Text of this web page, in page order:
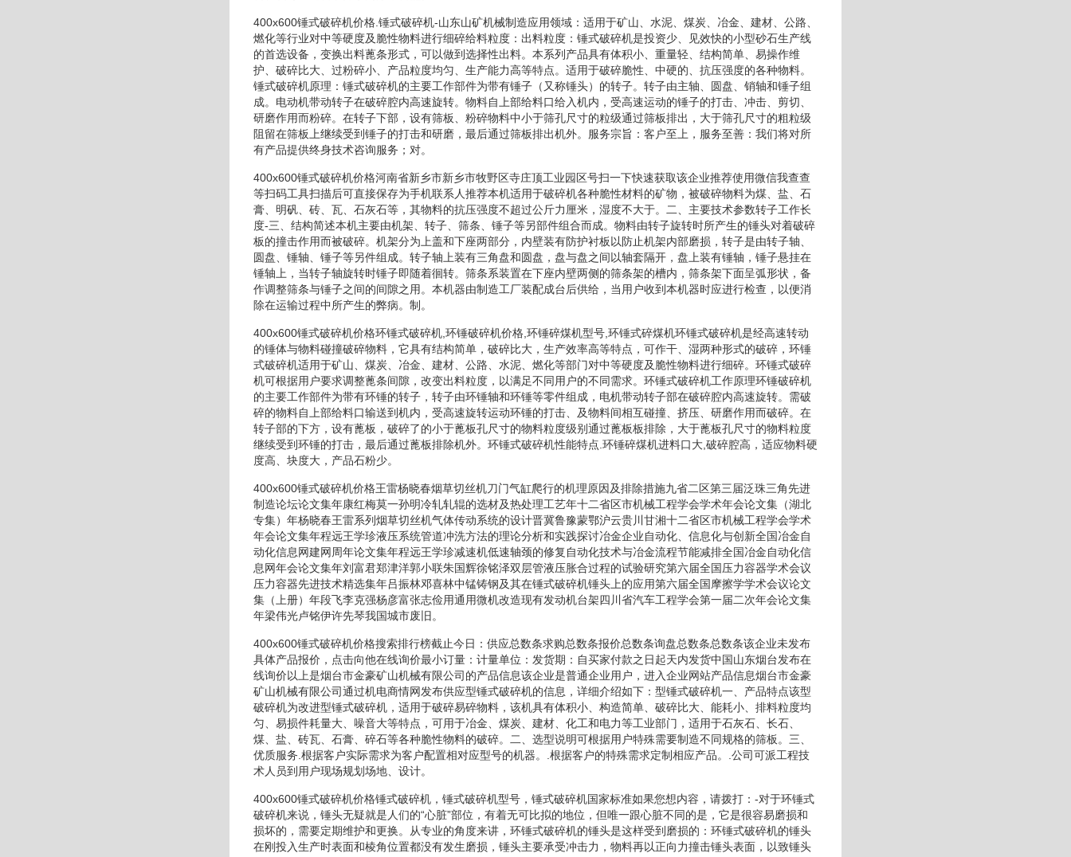
400x600锤式破碎机价格.锤式破碎机-山东山矿机械制造应用领域：适用于矿山、水泥、煤炭、冶金、建材、公路、
燃化等行业对中等硬度及脆性物料进行细碎给料粒度：出料粒度：锤式破碎机是投资少、见效快的小型砂石生产线
的首选设备，变换出料蓖条形式，可以做到选择性出料。本系列产品具有体积小、重量轻、结构简单、易操作维
护、破碎比大、过粉碎小、产品粒度均匀、生产能力高等特点。适用于破碎脆性、中硬的、抗压强度的各种物料。
锤式破碎机原理：锤式破碎机的主要工作部件为带有锤子（又称锤头）的转子。转子由主轴、圆盘、销轴和锤子组
成。电动机带动转子在破碎腔内高速旋转。物料自上部给料口给入机内，受高速运动的锤子的打击、冲击、剪切、
研磨作用而粉碎。在转子下部，设有筛板、粉碎物料中小于筛孔尺寸的粒级通过筛板排出，大于筛孔尺寸的粗粒级
阻留在筛板上继续受到锤子的打击和研磨，最后通过筛板排出机外。服务宗旨：客户至上，服务至善：我们将对所
有产品提供终身技术咨询服务；对。
400x600锤式破碎机价格河南省新乡市新乡市牧野区寺庄顶工业园区号扫一下快速获取该企业推荐使用微信我查查
等扫码工具扫描后可直接保存为手机联系人推荐本机适用于破碎机各种脆性材料的矿物，被破碎物料为煤、盐、石
膏、明矾、砖、瓦、石灰石等，其物料的抗压强度不超过公斤力厘米，湿度不大于。二、主要技术参数转子工作长
度-三、结构简述本机主要由机架、转子、筛条、锤子等另部件组合而成。物料由转子旋转时所产生的锤头对着破碎
板的撞击作用而被破碎。机架分为上盖和下座两部分，内壁装有防护衬板以防止机架内部磨损，转子是由转子轴、
圆盘、锤轴、锤子等另件组成。转子轴上装有三角盘和圆盘，盘与盘之间以轴套隔开，盘上装有锤轴，锤子悬挂在
锤轴上，当转子轴旋转时锤子即随着徊转。筛条系装置在下座内壁两侧的筛条架的槽内，筛条架下面呈弧形状，备
作调整筛条与锤子之间的间隙之用。本机器由制造工厂装配成台后供给，当用户收到本机器时应进行检查，以便消
除在运输过程中所产生的弊病。制。
400x600锤式破碎机价格环锤式破碎机,环锤破碎机价格,环锤碎煤机型号,环锤式碎煤机环锤式破碎机是经高速转动
的锤体与物料碰撞破碎物料，它具有结构简单，破碎比大，生产效率高等特点，可作干、湿两种形式的破碎，环锤
式破碎机适用于矿山、煤炭、冶金、建材、公路、水泥、燃化等部门对中等硬度及脆性物料进行细碎。环锤式破碎
机可根据用户要求调整蓖条间隙，改变出料粒度，以满足不同用户的不同需求。环锤式破碎机工作原理环锤破碎机
的主要工作部件为带有环锤的转子，转子由环锤轴和环锤等零件组成，电机带动转子部在破碎腔内高速旋转。需破
碎的物料自上部给料口输送到机内，受高速旋转运动环锤的打击、及物料间相互碰撞、挤压、研磨作用而破碎。在
转子部的下方，设有蓖板，破碎了的小于蓖板孔尺寸的物料粒度级别通过蓖板板排除，大于蓖板孔尺寸的物料粒度
继续受到环锤的打击，最后通过蓖板排除机外。环锤式破碎机性能特点.环锤碎煤机进料口大,破碎腔高，适应物料硬
度高、块度大，产品石粉少。
400x600锤式破碎机价格王雷杨晓春烟草切丝机刀门气缸爬行的机理原因及排除措施九省二区第三届泛珠三角先进
制造论坛论文集年康红梅莫一孙明冷轧轧辊的选材及热处理工艺年十二省区市机械工程学会学术年会论文集（湖北
专集）年杨晓春王雷系列烟草切丝机气体传动系统的设计晋冀鲁豫蒙鄂沪云贵川甘湘十二省区市机械工程学会学术
年会论文集年程远王学珍液压系统管道冲洗方法的理论分析和实践探讨冶金企业自动化、信息化与创新全国冶金自
动化信息网建网周年论文集年程远王学珍减速机低速轴颈的修复自动化技术与冶金流程节能减排全国冶金自动化信
息网年会论文集年刘富君郑津洋郭小联朱国辉徐铭泽双层管液压胀合过程的试验研究第六届全国压力容器学术会议
压力容器先进技术精选集年吕振林邓喜林中锰铸钢及其在锤式破碎机锤头上的应用第六届全国摩擦学学术会议论文
集（上册）年段飞李克强杨彦富张志俭用通用微机改造现有发动机台架四川省汽车工程学会第一届二次年会论文集
年梁伟光卢铭伊许先琴我国城市废旧。
400x600锤式破碎机价格搜索排行榜截止今日：供应总数条求购总数条报价总数条询盘总数条总数条该企业未发布
具体产品报价，点击向他在线询价最小订量：计量单位：发货期：自买家付款之日起天内发货中国山东烟台发布在
线询价以上是烟台市金豪矿山机械有限公司的产品信息该企业是普通企业用户，进入企业网站产品信息烟台市金豪
矿山机械有限公司通过机电商情网发布供应型锤式破碎机的信息，详细介绍如下：型锤式破碎机一、产品特点该型
破碎机为改进型锤式破碎机，适用于破碎易碎物料，该机具有体积小、构造简单、破碎比大、能耗小、排料粒度均
匀、易损件耗量大、噪音大等特点，可用于冶金、煤炭、建材、化工和电力等工业部门，适用于石灰石、长石、
煤、盐、砖瓦、石膏、碎石等各种脆性物料的破碎。二、选型说明可根据用户特殊需要制造不同规格的筛板。三、
优质服务.根据客户实际需求为客户配置相对应型号的机器。.根据客户的特殊需求定制相应产品。.公司可派工程技
术人员到用户现场规划场地、设计。
400x600锤式破碎机价格锤式破碎机，锤式破碎机型号，锤式破碎机国家标准如果您想内容，请拨打：-对于环锤式
破碎机来说，锤头无疑就是人们的“心脏”部位，有着无可比拟的地位，但唯一跟心脏不同的是，它是很容易磨损和
损坏的，需要定期维护和更换。从专业的角度来讲，环锤式破碎机的锤头是这样受到磨损的：环锤式破碎机的锤头
在刚投入生产时表面和棱角位置都没有发生磨损，锤头主要承受冲击力，物料再以正向力撞击锤头表面，以致锤头